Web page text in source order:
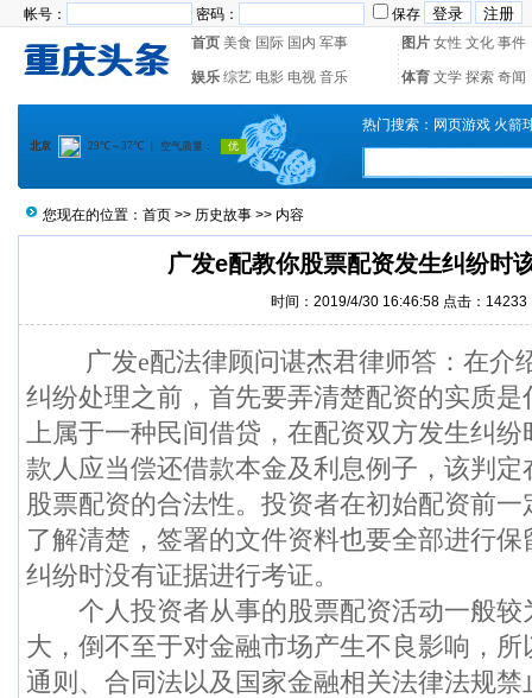
帐号： 密码：
保存
首页 美食 国际 国内 军事 图片 女性 文化 事件
娱乐 综艺 电影 电视 音乐 体育 文学 探索 奇闻
热门搜索： 网页游戏 火箭
您现在的位置： 首页 >> 历史故事 >> 内容
广发e配教你股票配资发生纠纷时
时间：2019/4/30 16:46:58 点击：14233
广发e配法律顾问谌杰君律师答：在介
纠纷处理之前，首先要弄清楚配资的实质
上属于一种民间借贷，在配资双方发生纠
款人应当偿还借款本金及利息例子，该判
股票配资的合法性。投资者在初始配资前
了解清楚，签署的文件资料也要全部进行
纠纷时没有证据进行考证。
个人投资者从事的股票配资活动一般较
大，倒不至于对金融市场产生不良影响，
通则、合同法以及国家金融相关法律法规